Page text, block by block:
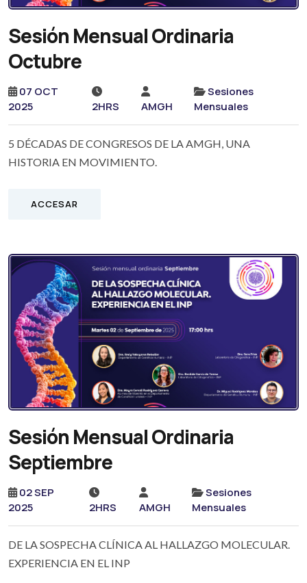
Sesión Mensual Ordinaria
Octubre
07 OCT
2025
2HRS AMGH
Sesiones
Mensuales
5 DÉCADAS DE CONGRESOS DE LA AMGH, UNA
HISTORIA EN MOVIMIENTO.
ACCESAR
Sesión Mensual Ordinaria
Septiembre
02 SEP
2025
2HRS AMGH
Sesiones
Mensuales
DE LA SOSPECHA CLÍNICA AL HALLAZGO MOLECULAR.
EXPERIENCIA EN EL INP